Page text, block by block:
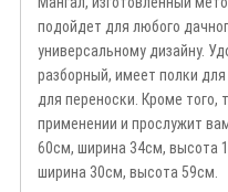
подойдет для любого
универсальному дизайну.
разборный, имеет полки
для переноски. Кроме того,
применении и прослужит
60см, ширина 34см, высота
ширина 30см, высота 59см.